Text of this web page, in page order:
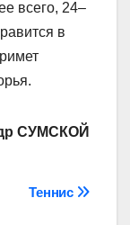
всего, 24–
в
СУМСКОЙ
Теннис